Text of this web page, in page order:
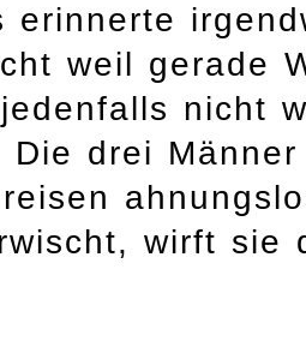
erinnerte
weil gerade
nicht
Die drei
wirft sie